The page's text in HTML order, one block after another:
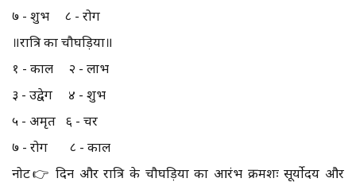
७ - शुभ ८ - रोग
॥रात्रि का चौघड़िया॥
१ - काल २ - लाभ
३ - उद्वेग ४ - शुभ
५ - अमृत ६ - चर
७ - रोग ८ - काल
नोट👉 दिन और रात्रि के चौघड़िया का आरंभ क्रमशः सूर्योदय और